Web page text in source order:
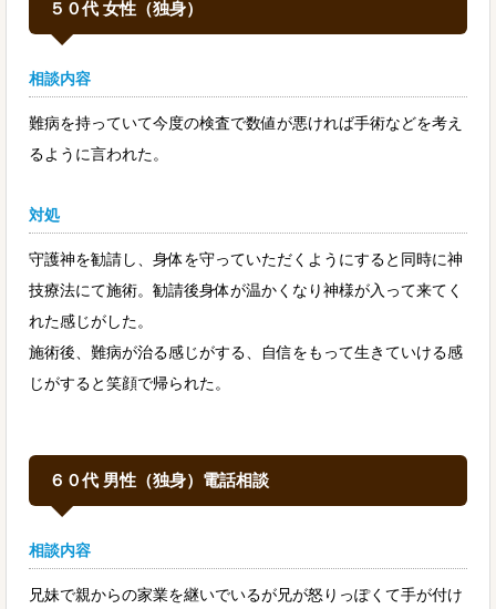
５０代 女性（独身）
相談内容
難病を持っていて今度の検査で数値が悪ければ手術などを考え
るように言われた。
対処
守護神を勧請し、身体を守っていただくようにすると同時に神
技療法にて施術。勧請後身体が温かくなり神様が入って来てく
れた感じがした。
施術後、難病が治る感じがする、自信をもって生きていける感
じがすると笑顔で帰られた。
６０代 男性（独身）電話相談
相談内容
兄妹で親からの家業を継いでいるが兄が怒りっぽくて手が付け